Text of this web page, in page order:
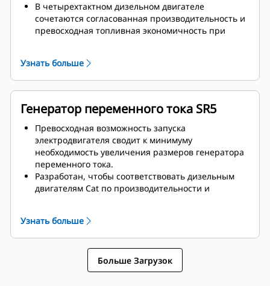
В четырехтактном дизельном двигателе
сочетаются согласованная производительность и
превосходная топливная экономичность при
Узнать больше
Генератор переменного тока SR5
Превосходная возможность запуска
электродвигателя сводит к минимуму
необходимость увеличения размеров генератора
переменного тока.
Разработан, чтобы соответствовать дизельным
двигателям Cat по производительности и
Узнать больше
Больше Загрузок